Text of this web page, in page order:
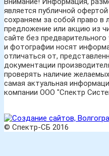
является публичной
сохраняем за собой право
предложение или акцию из
сайте без
и фотографии носят
отличаться от,
документации
проверять наличие
самая актуальная
компании ООО "Спектр
© Спектр-СБ 2016